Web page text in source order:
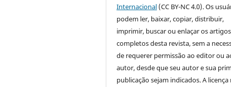
Internacional (CC BY-NC 4.0). Os
podem ler, baixar, copiar, distribuir,
imprimir, buscar ou enlaçar os artigos
completos desta revista, sem a
de requerer permissão ao editor ou
autor, desde que seu autor e sua
publicação sejam indicados. A licença